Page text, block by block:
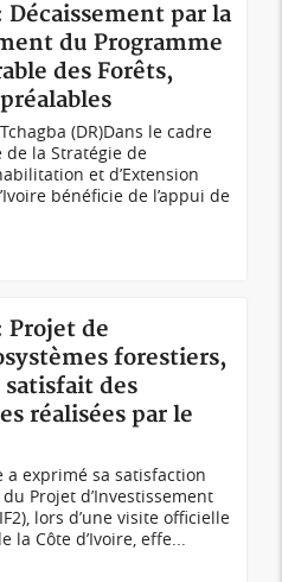
par la
du Programme
des Forêts,
(DR)Dans le cadre
la Stratégie de
et d’Extension
bénéficie de l’appui de
Projet de
forestiers,
des
réalisées par le
a exprimé sa satisfaction
Projet d’Investissement
lors d’une visite officielle
la Côte d’Ivoire, effe...